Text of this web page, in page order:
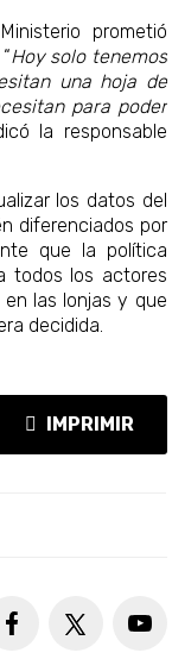
prometió
Hoy solo tenemos
una hoja de
para poder
la responsable
los datos del
diferenciados por
que la política
todos los actores
las lonjas y que
decidida.
IMPRIMIR